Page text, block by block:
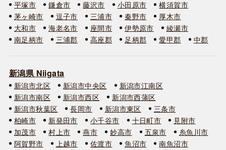
平塚市
鎌倉市 藤沢市 小田原市
横須賀市
茅ヶ崎市
逗子市 三浦市 秦野市
厚木市
大和市
海老名市 座間市 伊勢原市
綾瀬市
南足柄市
三浦郡 高座郡 足柄郡 愛甲郡 中郡
新潟県 Niigata
新潟市北区 新潟市中央区
新潟市江南区
新潟市南区
新潟市西区
新潟市西蒲区
新潟市秋葉区
長岡市 新潟市東区
三条市
柏崎市
新発田市 小千谷市 十日町市
見附市
加茂市
村上市 燕市 妙高市 五泉市
糸魚川市
阿賀野市
上越市 佐渡市 魚沼市
南魚沼市